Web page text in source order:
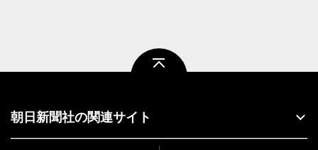
朝日新聞社の関連サイト